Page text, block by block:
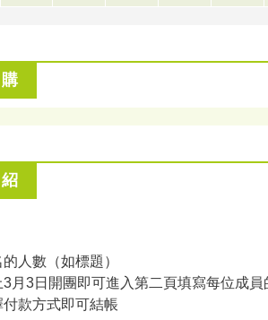
人數（如標題）
3月3日開團即可進入第二頁填寫每位成員
款方式即可結帳